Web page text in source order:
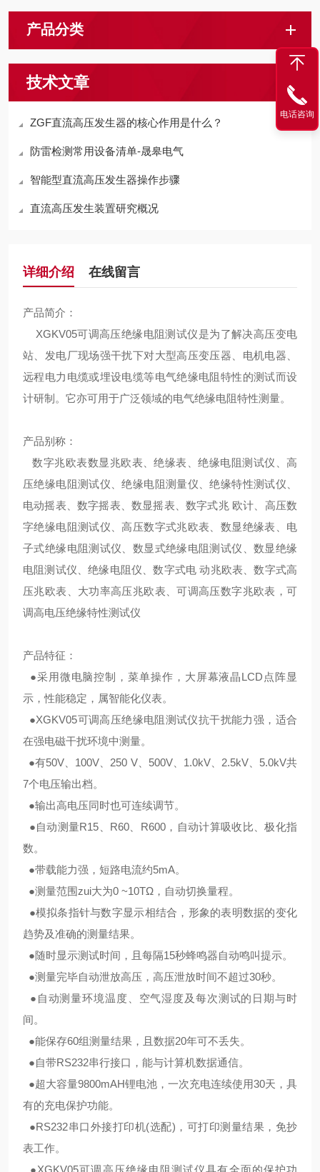
产品分类
技术文章
ZGF直流高压发生器的核心作用是什么？
防雷检测常用设备清单-晟皋电气
智能型直流高压发生器操作步骤
直流高压发生装置研究概况
详细介绍 在线留言
产品简介：
XGKV05可调高压绝缘电阻测试仪是为了解决高压变电
站、发电厂现场强干扰下对大型高压变压器、电机电器、
远程电力电缆或埋设电缆等电气绝缘电阻特性的测试而设
计研制。它亦可用于广泛领域的电气绝缘电阻特性测量。
产品别称：
数字兆欧表数显兆欧表、绝缘表、绝缘电阻测试仪、高
压绝缘电阻测试仪、绝缘电阻测量仪、绝缘特性测试仪、
电动摇表、数字摇表、数显摇表、数字式兆 欧计、高压数
字绝缘电阻测试仪、高压数字式兆欧表、数显绝缘表、电
子式绝缘电阻测试仪、数显式绝缘电阻测试仪、数显绝缘
电阻测试仪、绝缘电阻仪、数字式电 动兆欧表、数字式高
压兆欧表、大功率高压兆欧表、可调高压数字兆欧表，可
调高电压绝缘特性测试仪
产品特征：
●采用微电脑控制，菜单操作，大屏幕液晶LCD点阵显
示，性能稳定，属智能化仪表。
●XGKV05可调高压绝缘电阻测试仪抗干扰能力强，适合
在强电磁干扰环境中测量。
●有50V、100V、250 V、500V、1.0kV、2.5kV、5.0kV共
7个电压输出档。
●输出高电压同时也可连续调节。
●自动测量R15、R60、R600，自动计算吸收比、极化指
数。
●带载能力强，短路电流约5mA。
●测量范围zui大为0 ~10TΩ，自动切换量程。
●模拟条指针与数字显示相结合，形象的表明数据的变化
趋势及准确的测量结果。
●随时显示测试时间，且每隔15秒蜂鸣器自动鸣叫提示。
●测量完毕自动泄放高压，高压泄放时间不超过30秒。
●自动测量环境温度、空气湿度及每次测试的日期与时
间。
●能保存60组测量结果，且数据20年可不丢失。
●自带RS232串行接口，能与计算机数据通信。
●超大容量9800mAH锂电池，一次充电连续使用30天，具
有的充电保护功能。
●RS232串口外接打印机(选配)，可打印测量结果，免抄
表工作。
●XGKV05可调高压绝缘电阻测试仪具有全面的保护功
电话咨询